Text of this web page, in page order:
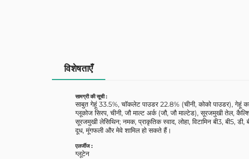
विशेषताएँ
सामग्री की सूची :
साबुत गेहूं 33.5%, चॉकलेट पाउडर 22.8% (चीनी, कोको पाउडर), गेहूं
ग्लूकोज सिरप, चीनी, जौ माल्ट अर्क (जौ, जौ माल्टेड), सूरजमुखी तेल,
सूरजमुखी लेसिथिन; नमक, प्राकृतिक स्वाद, लोहा, विटामिन बी3, बी5,
दूध, मूंगफली और मेवे शामिल हो सकते हैं।
एलर्जीज :
ग्लूटेन